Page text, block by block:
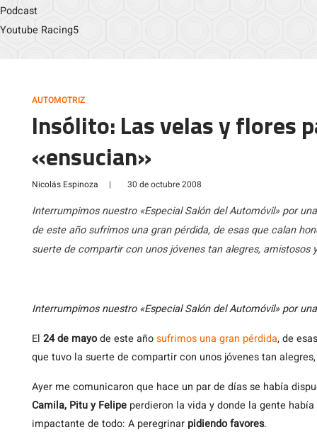
Podcast
Youtube Racing5
AUTOMOTRIZ
Insólito: Las velas y flores
«ensucian»
Nicolás Espinoza | 30 de octubre 2008
Interrumpimos nuestro «Especial Salón del Automóvil» por
de este año sufrimos una gran pérdida, de esas que calan
suerte de compartir con unos jóvenes tan alegres, amistosos
Interrumpimosnuestro «Especial Salón del Automóvil» por
El 24 de mayode este añosufrimos una gran pérdida, de
que tuvo la suerte de compartir con unos jóvenes tan
Ayer me comunicaron que hace un par de días se había
Camila, Pitu y Felipe perdieron la vida y donde la gente
impactante de todo: A peregrinar pidiendo favores.